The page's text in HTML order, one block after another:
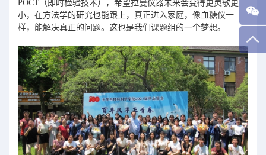
POCT（即时检验技术），希望拉曼仪器未来会变得更灵敏更
小，在方法学的研究也能跟上，真正进入家庭，像血糖仪一
样，能解决真正的问题。这也是我们课题组的一个梦想。